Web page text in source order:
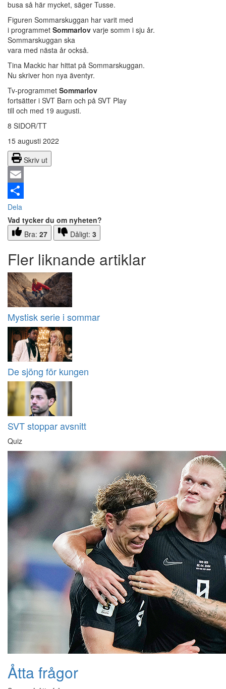
busa så här mycket, säger Tusse.
Figuren Sommarskuggan har varit med
i programmet Sommarlov varje somm i sju år.
Sommarskuggan ska
vara med nästa år också.
Tina Mackic har hittat på Sommarskuggan.
Nu skriver hon nya äventyr.
Tv-programmet Sommarlov
fortsätter i SVT Barn och på SVT Play
till och med 19 augusti.
8 SIDOR/TT
15 augusti 2022
Skriv ut
Email
Dela
Vad tycker du om nyheten?
Bra: 27 Dåligt: 3
Fler liknande artiklar
Mystisk serie i sommar
De sjöng för kungen
SVT stoppar avsnitt
Quiz
Åtta frågor